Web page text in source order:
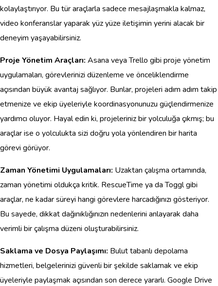
kolaylaştırıyor. Bu tür araçlarla sadece mesajlaşmakla kalmaz,
video konferanslar yaparak yüz yüze iletişimin yerini alacak bir
deneyim yaşayabilirsiniz.
Proje Yönetim Araçları: Asana veya Trello gibi proje yönetim
uygulamaları, görevlerinizi düzenleme ve önceliklendirme
açısından büyük avantaj sağlıyor. Bunlar, projeleri adım adım takip
etmenize ve ekip üyeleriyle koordinasyonunuzu güçlendirmenize
yardımcı oluyor. Hayal edin ki, projeleriniz bir yolculuğa çıkmış; bu
araçlar ise o yolculukta sizi doğru yola yönlendiren bir harita
görevi görüyor.
Zaman Yönetimi Uygulamaları: Uzaktan çalışma ortamında,
zaman yönetimi oldukça kritik. RescueTime ya da Toggl gibi
araçlar, ne kadar süreyi hangi görevlere harcadığınızı gösteriyor.
Bu sayede, dikkat dağınıklığınızın nedenlerini anlayarak daha
verimli bir çalışma düzeni oluşturabilirsiniz.
Saklama ve Dosya Paylaşımı: Bulut tabanlı depolama
hizmetleri, belgelerinizi güvenli bir şekilde saklamak ve ekip
üyeleriyle paylaşmak açısından son derece yararlı. Google Drive